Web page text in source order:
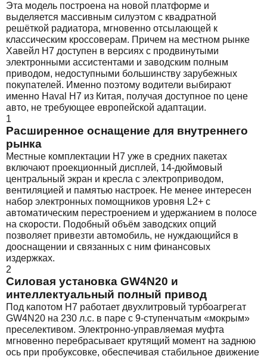
Эта модель построена на новой платформе и
выделяется массивным силуэтом с квадратной
решёткой радиатора, мгновенно отсылающей к
классическим кроссоверам. Причем на местном рынке
Хавейл Н7 доступен в версиях с продвинутыми
электронными ассистентами и заводским полным
приводом, недоступными большинству зарубежных
покупателей. Именно поэтому водители выбирают
именно Haval H7 из Китая, получая доступное по цене
авто, не требующее европейской адаптации.
1
Расширенное оснащение для внутреннего
рынка
Местные комплектации H7 уже в средних пакетах
включают проекционный дисплей, 14-дюймовый
центральный экран и кресла с электроприводом,
вентиляцией и памятью настроек. Не менее интересен
набор электронных помощников уровня L2+ с
автоматическим перестроением и удержанием в полосе
на скорости. Подобный объём заводских опций
позволяет привезти автомобиль, не нуждающийся в
дооснащении и связанных с ним финансовых
издержках.
2
Силовая установка GW4N20 и
интеллектуальный полный привод
Под капотом H7 работает двухлитровый турбоагрегат
GW4N20 на 230 л.с. в паре с 9-ступенчатым «мокрым»
преселективом. Электронно-управляемая муфта
мгновенно перебрасывает крутящий момент на заднюю
ось при пробуксовке, обеспечивая стабильное движение